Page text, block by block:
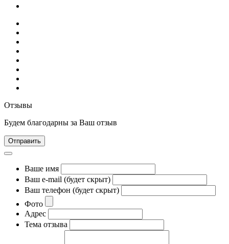
Отзывы
Будем благодарны за Ваш отзыв
Отправить
Ваше имя
Ваш e-mail (будет скрыт)
Ваш телефон (будет скрыт)
Фото
Адрес
Тема отзыва